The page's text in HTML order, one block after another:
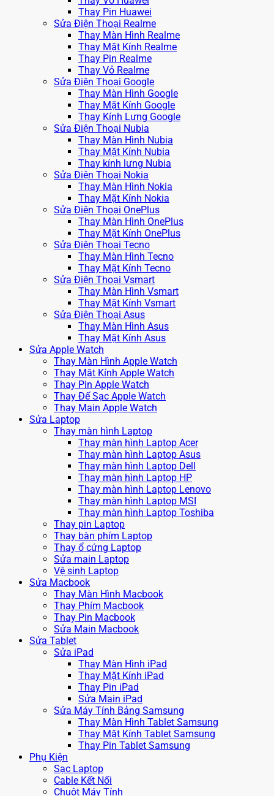
Thay Pin Huawei
Sửa Điện Thoại Realme
Thay Màn Hình Realme
Thay Mặt Kính Realme
Thay Pin Realme
Thay Vỏ Realme
Sửa Điện Thoại Google
Thay Màn Hình Google
Thay Mặt Kính Google
Thay Kính Lưng Google
Sửa Điện Thoại Nubia
Thay Màn Hình Nubia
Thay Mặt Kính Nubia
Thay kính lưng Nubia
Sửa Điện Thoại Nokia
Thay Màn Hình Nokia
Thay Mặt Kính Nokia
Sửa Điện Thoại OnePlus
Thay Màn Hình OnePlus
Thay Mặt Kính OnePlus
Sửa Điện Thoại Tecno
Thay Màn Hình Tecno
Thay Mặt Kính Tecno
Sửa Điện Thoại Vsmart
Thay Màn Hình Vsmart
Thay Mặt Kính Vsmart
Sửa Điện Thoại Asus
Thay Màn Hình Asus
Thay Mặt Kính Asus
Sửa Apple Watch
Thay Màn Hình Apple Watch
Thay Mặt Kính Apple Watch
Thay Pin Apple Watch
Thay Đế Sạc Apple Watch
Thay Main Apple Watch
Sửa Laptop
Thay màn hình Laptop
Thay màn hình Laptop Acer
Thay màn hình Laptop Asus
Thay màn hình Laptop Dell
Thay màn hình Laptop HP
Thay màn hình Laptop Lenovo
Thay màn hình Laptop MSI
Thay màn hình Laptop Toshiba
Thay pin Laptop
Thay bàn phím Laptop
Thay ổ cứng Laptop
Sửa main Laptop
Vệ sinh Laptop
Sửa Macbook
Thay Màn Hình Macbook
Thay Phím Macbook
Thay Pin Macbook
Sửa Main Macbook
Sửa Tablet
Sửa iPad
Thay Màn Hình iPad
Thay Mặt Kính iPad
Thay Pin iPad
Sửa Main iPad
Sửa Máy Tính Bảng Samsung
Thay Màn Hình Tablet Samsung
Thay Mặt Kính Tablet Samsung
Thay Pin Tablet Samsung
Phụ Kiện
Sạc Laptop
Cable Kết Nối
Chuột Máy Tính